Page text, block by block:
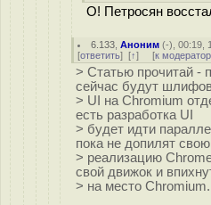
О! Петросян
6.133 ,Аноним (-), 00:19,
[ответить] [↑] [к
> Статью прочитай -
сейчас будут
> UI на Chromium
есть разработка UI
> будет идти
пока не допилят
> реализацию
свой движок и
> на место Chromium.